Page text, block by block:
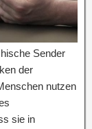
Sender
der
nutzen
sie in